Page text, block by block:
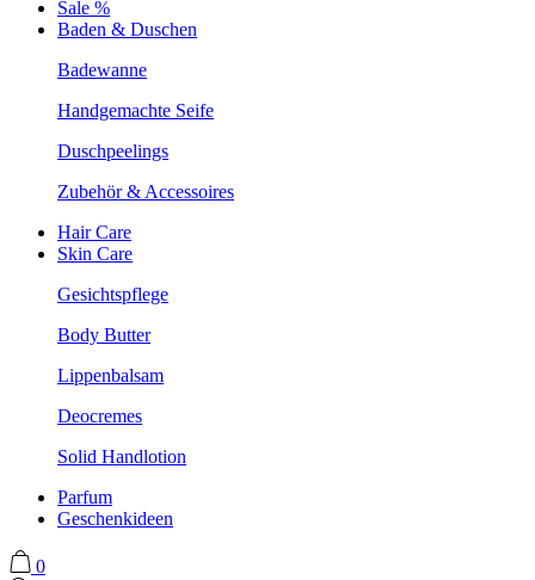
Sale %
Baden & Duschen
Badewanne
Handgemachte Seife
Duschpeelings
Zubehör & Accessoires
Hair Care
Skin Care
Gesichtspflege
Body Butter
Lippenbalsam
Deocremes
Solid Handlotion
Parfum
Geschenkideen
0